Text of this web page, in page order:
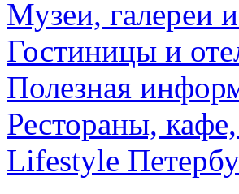
Музеи, галереи
Гостиницы и
Полезная
Рестораны,
Lifestyle